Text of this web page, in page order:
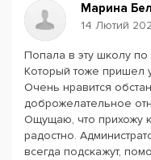
Марина
14 Лютий
Попала в эту школу
Который тоже пришел
Очень нравится
доброжелательное
Ощущаю, что прихожу
радостно.
всегда подскажут,